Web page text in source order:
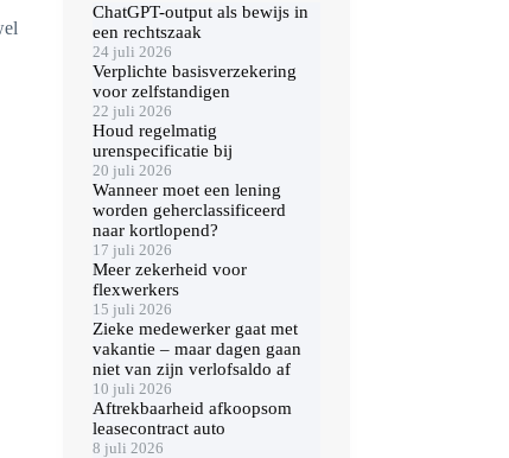
ChatGPT-output als bewijs in
een rechtszaak
24 juli 2026
Verplichte basisverzekering
voor zelfstandigen
22 juli 2026
Houd regelmatig
urenspecificatie bij
20 juli 2026
Wanneer moet een lening
worden geherclassificeerd
naar kortlopend?
17 juli 2026
Meer zekerheid voor
flexwerkers
15 juli 2026
Zieke medewerker gaat met
vakantie – maar dagen gaan
niet van zijn verlofsaldo af
10 juli 2026
Aftrekbaarheid afkoopsom
leasecontract auto
8 juli 2026